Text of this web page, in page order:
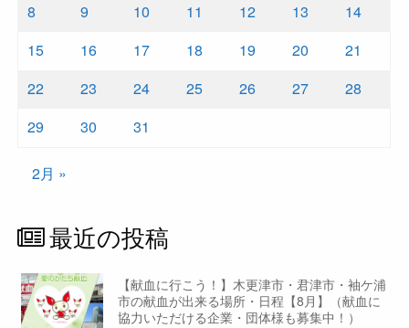
8
9 10 11 12 13
14
15
16 17 18 19 20
21
22
23 24 25 26 27
28
29
30 31
2月 »
最近の投稿
【献血に行こう！】木更津市・君津市・袖ケ浦
市の献血が出来る場所・日程【8月】（献血に
協力いただける企業・団体様も募集中！）